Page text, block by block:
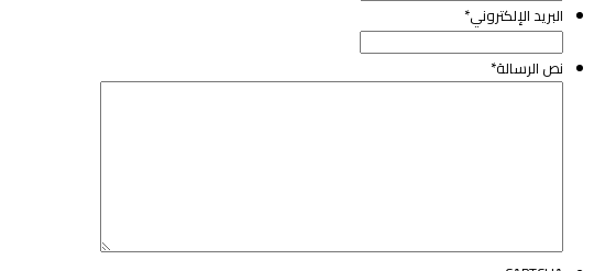
البريد الإلكتروني*
نص الرسالة*